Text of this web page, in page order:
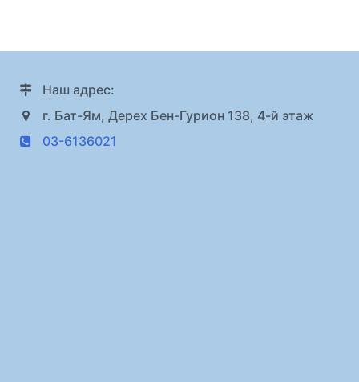
Наш адрес:
г. Бат-Ям, Дерех Бен-Гурион 138, 4-й этаж
03-6136021